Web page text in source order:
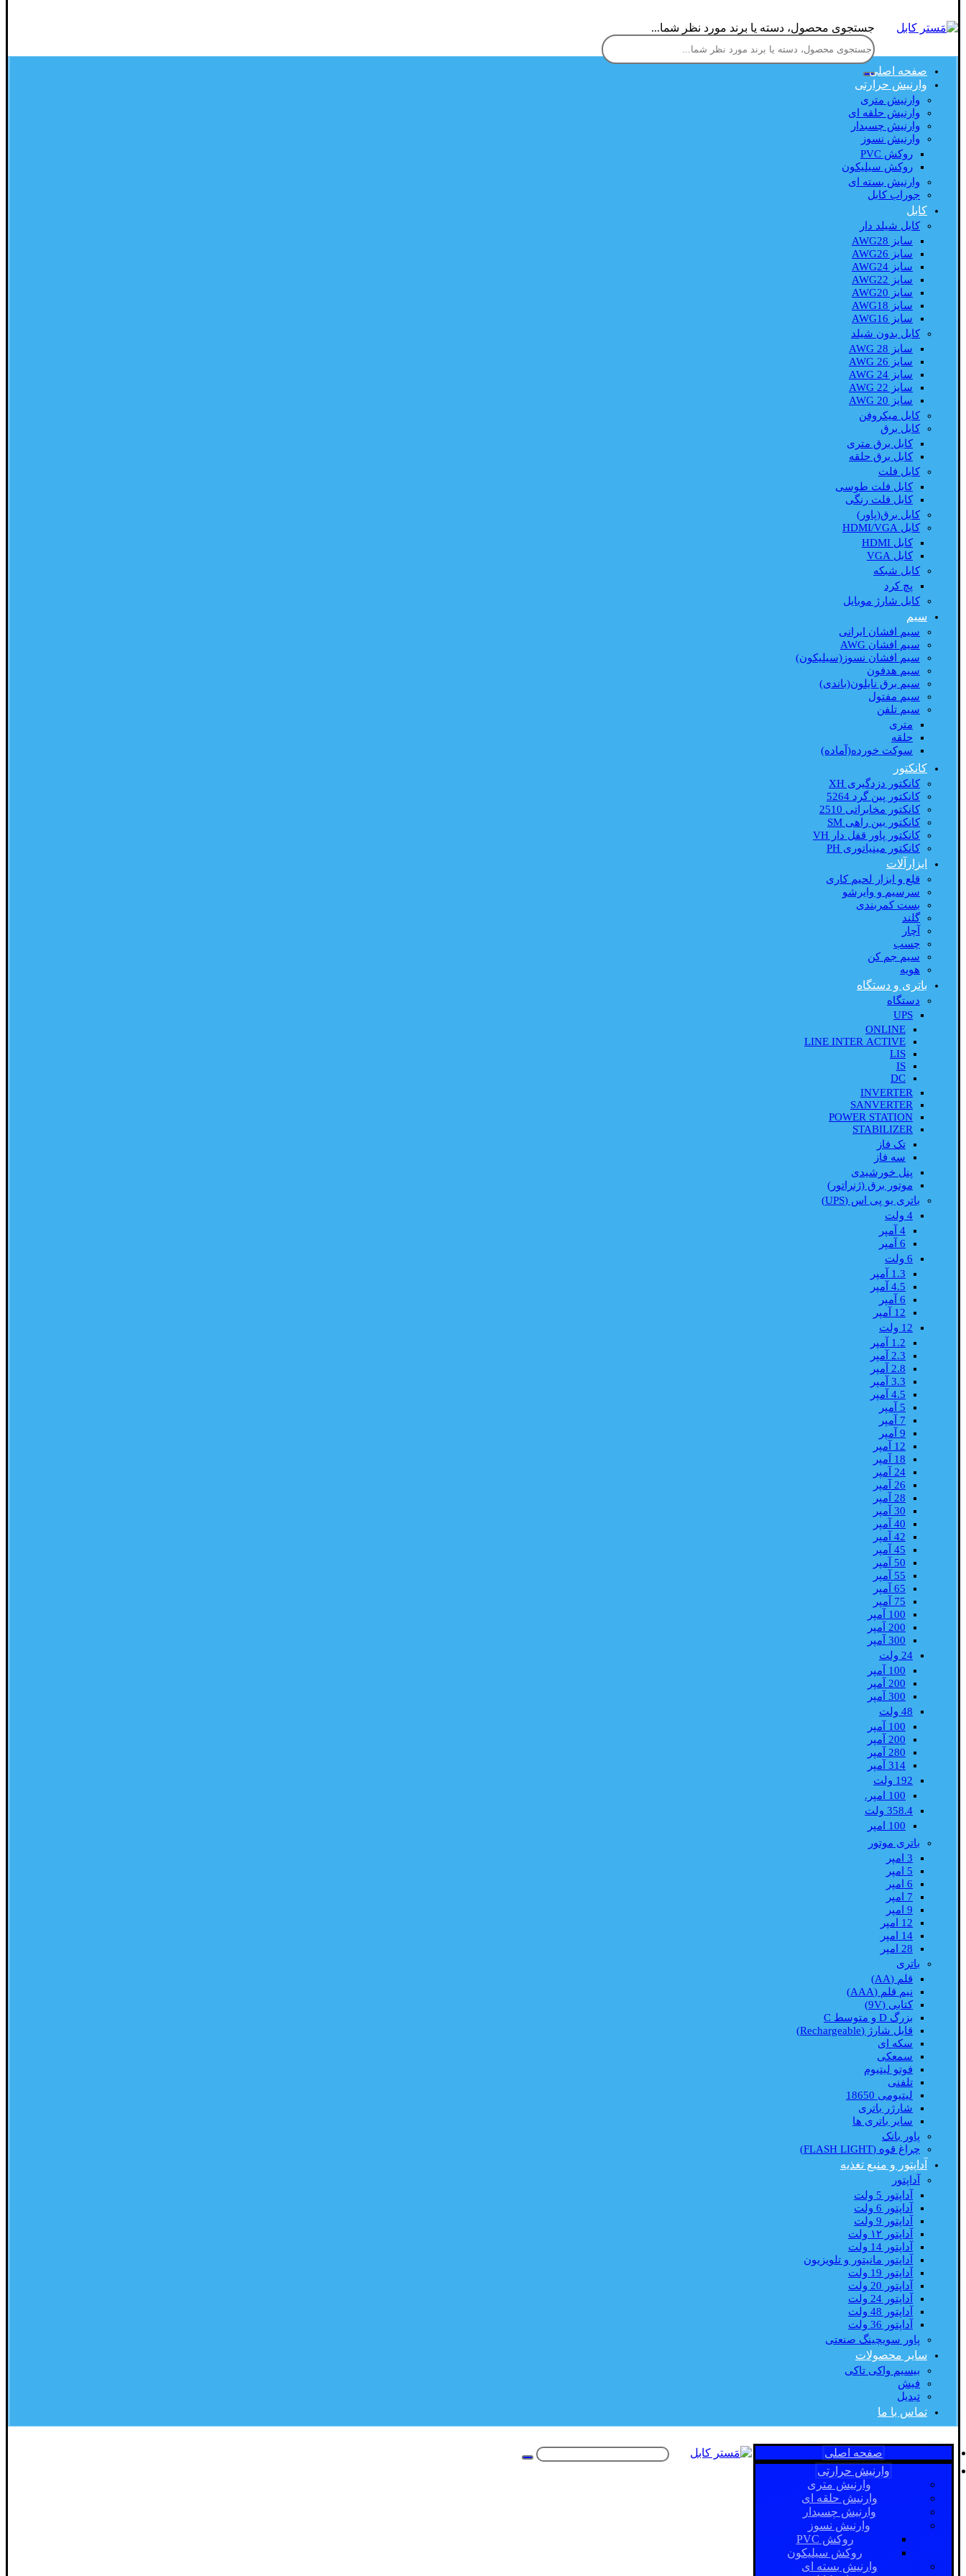
جستجوی محصول، دسته یا برند مورد نظر شما...
صفحه اصلی
وارنیش حرارتی
وارنیش متری
وارنیش حلقه ای
وارنیش چسبدار
وارنیش نسوز
روکش PVC
روکش سیلیکون
وارنیش بسته ای
جوراب کابل
کابل
کابل شیلد دار
سایز AWG28
سایز AWG26
سایز AWG24
سایز AWG22
سایز AWG20
سایز AWG18
سایز AWG16
کابل بدون شیلد
سایز AWG 28
سایز AWG 26
سایز AWG 24
سایز AWG 22
سایز AWG 20
کابل میکروفن
کابل برق
کابل برق متری
کابل برق حلقه
کابل فلت
کابل فلت طوسی
کابل فلت رنگی
کابل برق(پاور)
کابل HDMI/VGA
کابل HDMI
کابل VGA
کابل شبکه
پچ کرد
کابل شارژ موبایل
سیم
سیم افشان ایرانی
سیم افشان AWG
سیم افشان نسوز(سیلیکون)
سیم هدفون
سیم برق نایلون(باندی)
سیم مفتول
سیم تلفن
متری
حلقه
سوکت خورده(آماده)
کانکتور
کانکتور دزدگیری XH
کانکتور پین گرد 5264
کانکتور مخابراتی 2510
کانکتور بین راهی SM
کانکتور پاور قفل دار VH
کانکتور مینیاتوری PH
ابزارآلات
قلع و ابزار لحیم کاری
سرسیم و وایرشو
بست کمربندی
گلند
آچار
چسب
سیم جم کن
هویه
باتری و دستگاه
دستگاه
UPS
ONLINE
LINE INTER ACTIVE
LIS
IS
DC
INVERTER
SANVERTER
POWER STATION
STABILIZER
تک فاز
سه فاز
پنل خورشیدی
موتور برق (ژنراتور)
باتری یو پی اس (UPS)
4 ولت
4 آمپر
6 آمپر
6 ولت
1.3 آمپر
4.5 آمپر
6 آمپر
12 آمپر
12 ولت
1.2 آمپر
2.3 آمپر
2.8 آمپر
3.3 آمپر
4.5 آمپر
5 آمپر
7 آمپر
9 آمپر
12 آمپر
18 آمپر
24 آمپر
26 آمپر
28 آمپر
30 آمپر
40 آمپر
42 آمپر
45 آمپر
50 آمپر
55 آمپر
65 آمپر
75 آمپر
100 آمپر
200 آمپر
300 آمپر
24 ولت
100 آمپر
200 آمپر
300 آمپر
48 ولت
100 آمپر
200 آمپر
280 آمپر
314 آمپر
192 ولت
100 امپر.
358.4 ولت
100 امپر
باتری موتور
3 امپر
5 امپر
6 امپر
7 امپر
9 امپر
12 امپر
14 امپر
28 امپر
باتری
قلم (AA)
نیم قلم (AAA)
کتابی (9V)
بزرگ D و متوسط C
قابل شارژ (Rechargeable)
سکه ای
سمعکی
فوتو لیتیوم
تلفنی
لیتیومی 18650
شارژر باتری
سایر باتری ها
پاور بانک
چراغ قوه (FLASH LIGHT)
آداپتور و منبع تغذیه
آداپتور
آداپتور 5 ولت
آداپتور 6 ولت
آداپتور 9 ولت
آداپتور ۱۲ ولت
آداپتور 14 ولت
آداپتور مانیتور و تلویزیون
آداپتور 19 ولت
آداپتور 20 ولت
آداپتور 24 ولت
آداپتور 48 ولت
آداپتور 36 ولت
پاور سویچینگ صنعتی
سایر محصولات
بیسیم واکی تاکی
فیش
تبدیل
تماس با ما
صفحه اصلی
وارنیش حرارتی
وارنیش متری
وارنیش حلقه ای
وارنیش چسبدار
وارنیش نسوز
روکش PVC
روکش سیلیکون
وارنیش بسته ای